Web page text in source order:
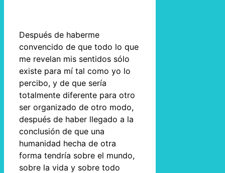
Después de haberme
convencido de que todo lo que
me revelan mis sentidos sólo
existe para mí tal como yo lo
percibo, y de que sería
totalmente diferente para otro
ser organizado de otro modo,
después de haber llegado a la
conclusión de que una
humanidad hecha de otra
forma tendría sobre el mundo,
sobre la vida y sobre todo